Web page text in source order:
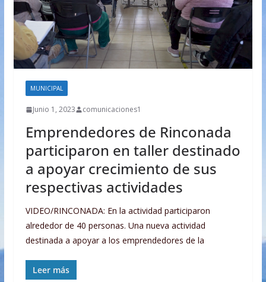
MUNICIPAL
Junio 1, 2023 comunicaciones1
Emprendedores de Rinconada
participaron en taller destinado
a apoyar crecimiento de sus
respectivas actividades
VIDEO/RINCONADA: En la actividad participaron
alrededor de 40 personas. Una nueva actividad
destinada a apoyar a los emprendedores de la
Leer más